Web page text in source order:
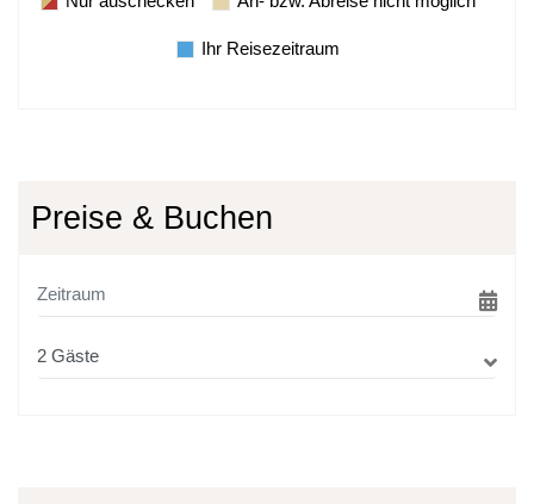
Ihr Reisezeitraum
Preise & Buchen